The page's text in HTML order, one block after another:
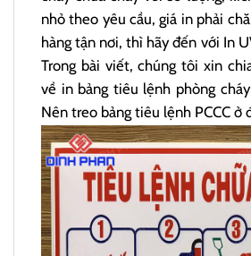
nhỏ theo yêu cầu, giá in phải
hàng tận nơi, thì hãy đến với In
Trong bài viết, chúng tôi xin
về in bảng tiêu lệnh phòng
Nên treo bảng tiêu lệnh PCCC ở